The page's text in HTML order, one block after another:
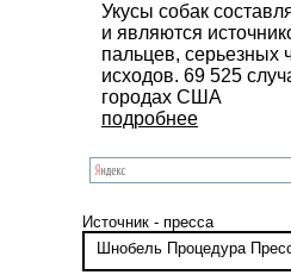
Укусы собак
и являются
пальцев, серьезных
исходов. 69 525
городах США
подробнее
Источник - пресса
Шнобель Процедура